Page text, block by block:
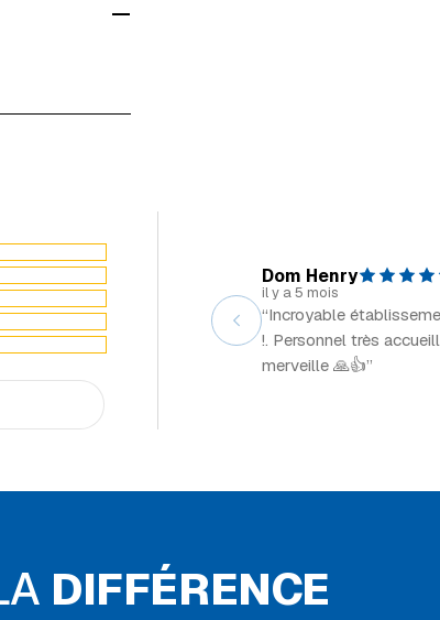
Dom Henry
il y a 5 mois
“Incroyable
!. Personnel très
merveille 🙏👍”
DIFFÉRENCE